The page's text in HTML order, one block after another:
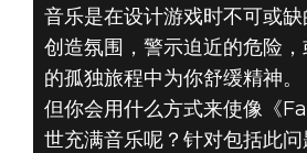
音乐是在设计游戏时不可或
创造氛围，警示迫近的危险
的孤独旅程中为你舒缓精神。
但你会用什么方式来使像《
世充满音乐呢？针对包括此